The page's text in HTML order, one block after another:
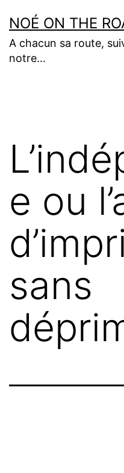
au
contenu
NOÉ ON THE
A chacun sa route,
notre…
e ou
sans